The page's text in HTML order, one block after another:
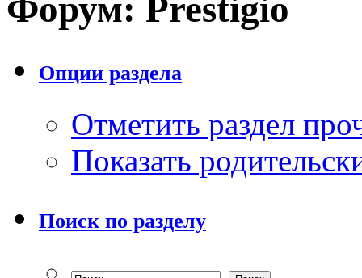
Форум: Prestigio
Опции раздела
Отметить раздел
Показать
Поиск по разделу